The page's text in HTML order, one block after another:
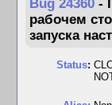
Bug 24360 -
рабочем
запуска
Status: